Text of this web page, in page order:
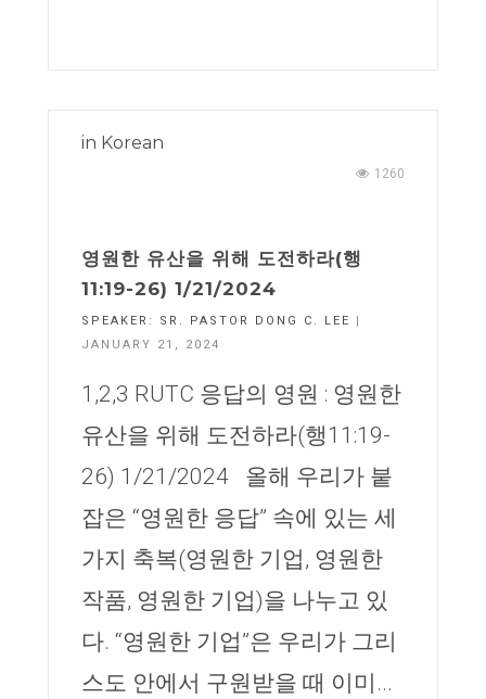
in Korean
1260
영원한 유산을 위해 도전하라(행
11:19-26) 1/21/2024
SPEAKER: SR. PASTOR DONG C. LEE
|
JANUARY 21, 2024
1,2,3 RUTC 응답의 영원 : 영원한
유산을 위해 도전하라(행11:19-
26) 1/21/2024 올해 우리가 붙
잡은 “영원한 응답” 속에 있는 세
가지 축복(영원한 기업, 영원한
작품, 영원한 기업)을 나누고 있
다. “영원한 기업”은 우리가 그리
스도 안에서 구원받을 때 이미...